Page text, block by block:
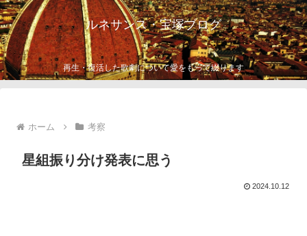
ルネサンス・宝塚ブログ
再生・復活した歌劇について愛をもって綴ります
ホーム 考察
星組振り分け発表に思う
2024.10.12